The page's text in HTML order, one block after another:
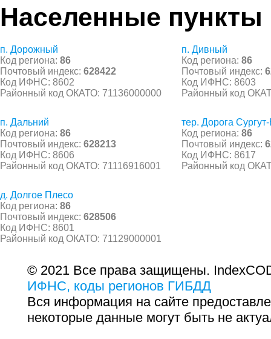
Населенные пункты
п. Дорожный
Код региона: 86
Почтовый индекс: 628422
Код ИФНС: 8602
Районный код ОКАТО: 71136000000
п. Дивный
Код региона: 86
Почтовый индекс:
Код ИФНС: 8603
Районный код
п. Дальний
Код региона: 86
Почтовый индекс: 628213
Код ИФНС: 8606
Районный код ОКАТО: 71116916001
тер. Дорога
Код региона: 86
Почтовый индекс:
Код ИФНС: 8617
Районный код
д. Долгое Плесо
Код региона: 86
Почтовый индекс: 628506
Код ИФНС: 8601
Районный код ОКАТО: 71129000001
© 2021 Все права защищены.
ИФНС, коды регионов ГИБДД
Вся информация на сайте
некоторые данные могут быть не